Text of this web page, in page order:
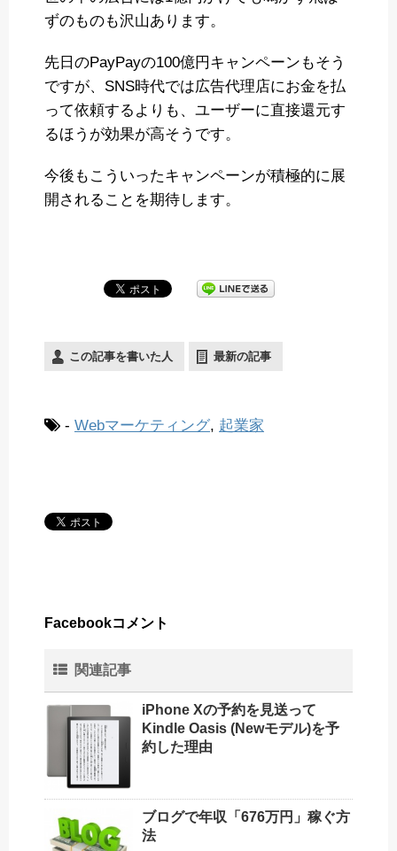
ずのものも沢山あります。
先日のPayPayの100億円キャンペーンもそう
ですが、SNS時代では広告代理店にお金を払
って依頼するよりも、ユーザーに直接還元す
るほうが効果が高そうです。
今後もこういったキャンペーンが積極的に展
開されることを期待します。
この記事を書いた人 最新の記事
- Webマーケティング, 起業家
Facebookコメント
関連記事
iPhone Xの予約を見送って
Kindle Oasis (Newモデル)を予
約した理由
ブログで年収「676万円」稼ぐ方
法